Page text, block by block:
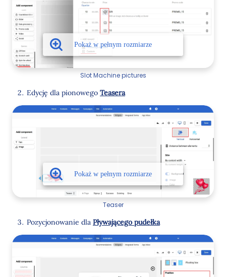
Slot Machine pictures
Edycję dla pionowego Teasera
Teaser
Pozycjonowanie dla Pływającego pudełka